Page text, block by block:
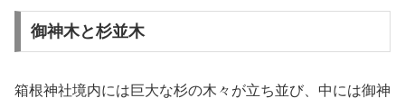
御神木と杉並木
箱根神社境内には巨大な杉の木々が立ち並び、中には御神